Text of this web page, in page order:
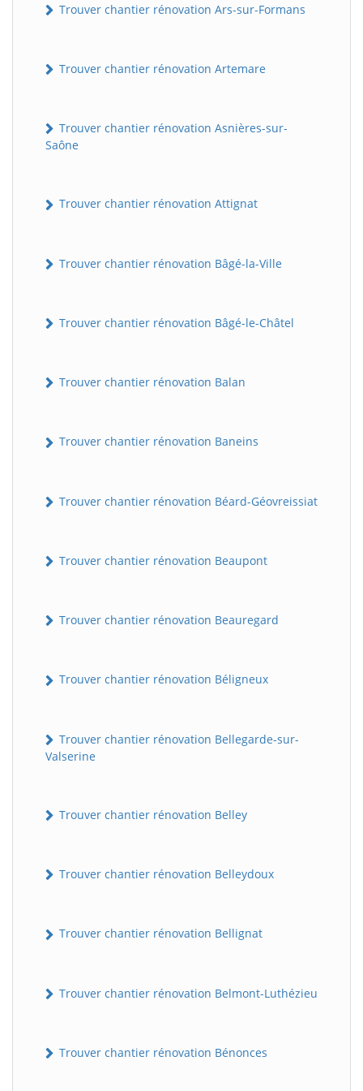
Trouver chantier rénovation Ars-sur-Formans
Trouver chantier rénovation Artemare
Trouver chantier rénovation Asnières-sur-
Saône
Trouver chantier rénovation Attignat
Trouver chantier rénovation Bâgé-la-Ville
Trouver chantier rénovation Bâgé-le-Châtel
Trouver chantier rénovation Balan
Trouver chantier rénovation Baneins
Trouver chantier rénovation Béard-Géovreissiat
Trouver chantier rénovation Beaupont
Trouver chantier rénovation Beauregard
Trouver chantier rénovation Béligneux
Trouver chantier rénovation Bellegarde-sur-
Valserine
Trouver chantier rénovation Belley
Trouver chantier rénovation Belleydoux
Trouver chantier rénovation Bellignat
Trouver chantier rénovation Belmont-Luthézieu
Trouver chantier rénovation Bénonces